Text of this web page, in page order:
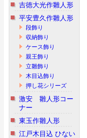
吉徳大光作雛人形
平安豊久作雛人形
段飾り
収納飾り
ケース飾り
親王飾り
立雛飾り
木目込飾り
押し花シリーズ
激安 雛人形コー
ナー
東玉作雛人形
江戸木目込 ひない